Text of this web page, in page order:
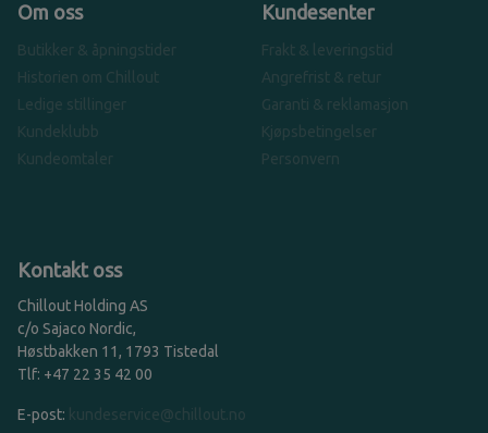
Om oss
Butikker & åpningstider
Historien om Chillout
Ledige stillinger
Kundeklubb
Kundeomtaler
Kundesenter
Frakt & leveringstid
Angrefrist & retur
Garanti & reklamasjon
Kjøpsbetingelser
Personvern
Kontakt oss
Chillout Holding AS
c/o Sajaco Nordic,
Høstbakken 11, 1793 Tistedal
Tlf: +47 22 35 42 00
E-post: kundeservice@chillout.no